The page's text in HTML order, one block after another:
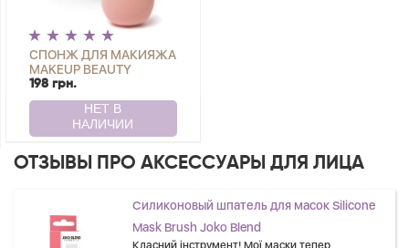
СПОНЖ ДЛЯ МАКИЯЖА
MAKEUP BEAUTY
SPONGE PEACH JOKO
BLEND
198 грн.
ОТЗЫВЫ ПРО АКСЕССУАРЫ ДЛЯ ЛИЦА
Силиконовый шпатель для масок Silicone
Mask Brush Joko Blend
Класний інструмент! Мої маски тепер